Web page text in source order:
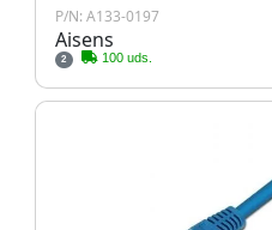
P/N: A133-0197
Aisens
2 100 uds.